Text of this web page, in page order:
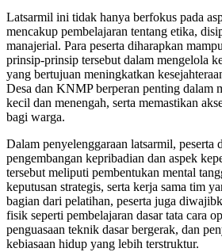
Latsarmil ini tidak hanya berfokus pada
mencakup pembelajaran tentang etika,
manajerial. Para peserta diharapkan
prinsip-prinsip tersebut dalam mengelola
yang bertujuan meningkatkan
Desa dan KNMP berperan penting dalam
kecil dan menengah, serta memastikan
bagi warga.
Dalam penyelenggaraan latsarmil, peserta
pengembangan kepribadian dan aspek
tersebut meliputi pembentukan mental
keputusan strategis, serta kerja sama tim
bagian dari pelatihan, peserta juga
fisik seperti pembelajaran dasar tata cara
penguasaan teknik dasar bergerak, dan
kebiasaan hidup yang lebih terstruktur.